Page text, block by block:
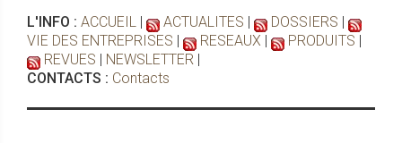
L'INFO : ACCUEIL ACTUALITES DOSSIERS
VIE DES ENTREPRISES
RESEAUX PRODUITS
REVUES
NEWSLETTER
CONTACTS : Contacts